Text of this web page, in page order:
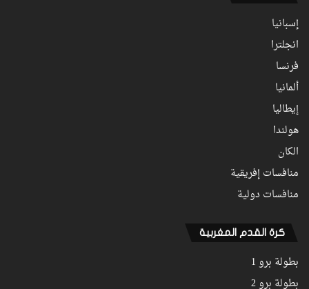
إسبانيا
انجلترا
فرنسا
ألمانيا
إيطاليا
هولندا
الكان
منافسات إفريقية
منافسات دولية
كرة القدم المغربية
بطولة برو 1
بطولة برو 2